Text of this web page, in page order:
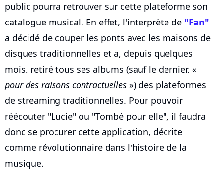
public pourra retrouver sur cette plateforme son
catalogue musical. En effet, l'interprète de "Fan"
a décidé de couper les ponts avec les maisons de
disques traditionnelles et a, depuis quelques
mois, retiré tous ses albums (sauf le dernier, «
pour des raisons contractuelles ») des plateformes
de streaming traditionnelles. Pour pouvoir
réécouter "Lucie" ou "Tombé pour elle", il faudra
donc se procurer cette application, décrite
comme révolutionnaire dans l'histoire de la
musique.